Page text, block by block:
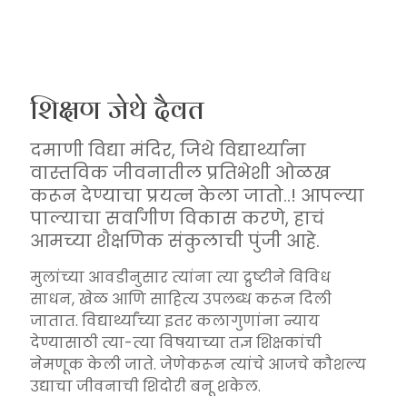
शिक्षण जेथे दैवत
दमाणी विद्या मंदिर, जिथे विद्यार्थ्याना
वास्तविक जीवनातील प्रतिभेशी ओळख
करून देण्याचा प्रयत्न केला जातो..! आपल्या
पाल्याचा सर्वांगीण विकास करणे, हाचं
आमच्या शैक्षणिक संकुलाची पुंजी आहे.
मुलांच्या आवडीनुसार त्यांना त्या द्रुष्टीने विविध
साधन, खेळ आणि साहित्य उपलब्ध करून दिली
जातात. विद्यार्थ्यांच्या इतर कलागुणांना न्याय
देण्यासाठी त्या-त्या विषयाच्या तज्ञ शिक्षकांची
नेमणूक केली जाते. जेणेकरून त्यांचे आजचे कौशल्य
उद्याचा जीवनाची शिदोरी बनू शकेल.